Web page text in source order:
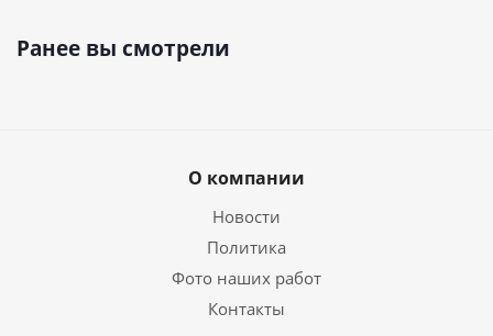
Ранее вы смотрели
О компании
Новости
Политика
Фото наших работ
Контакты